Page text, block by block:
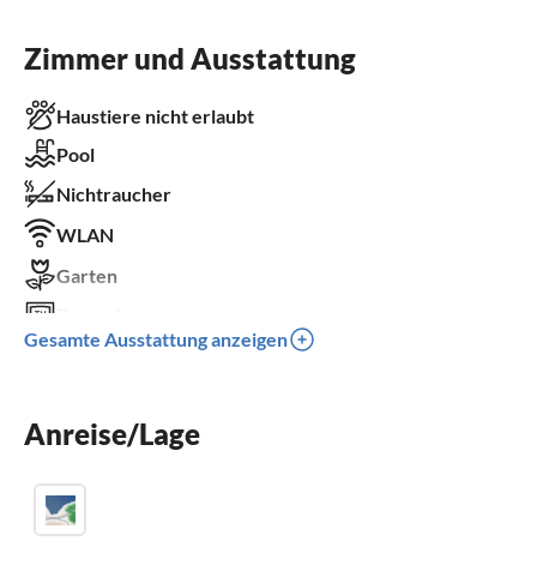
Zimmer und Ausstattung
Haustiere nicht erlaubt
Pool
Nichtraucher
WLAN
Garten
Terrasse
Waschmaschine
Gesamte Ausstattung anzeigen
Anreise/Lage